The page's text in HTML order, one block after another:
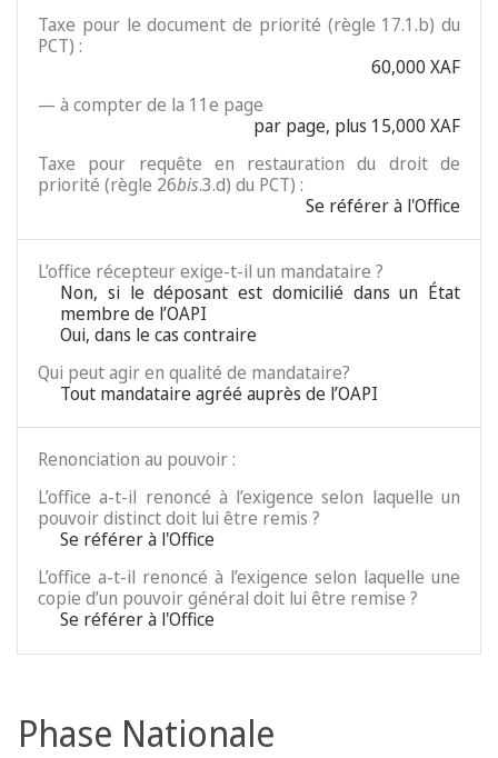
Taxe pour le document de priorité (règle 17.1.b) du
PCT) :
60,000 XAF
— à compter de la 11e page
par page, plus 15,000 XAF
Taxe pour requête en restauration du droit de
priorité (règle 26bis.3.d) du PCT) :
Se référer à l'Office
L’office récepteur exige-t-il un mandataire ?
Non, si le déposant est domicilié dans un État
membre de l’OAPI
Oui, dans le cas contraire
Qui peut agir en qualité de mandataire?
Tout mandataire agréé auprès de l’OAPI
Renonciation au pouvoir :
L’office a-t-il renoncé à l’exigence selon laquelle un
pouvoir distinct doit lui être remis ?
Se référer à l'Office
L’office a-t-il renoncé à l’exigence selon laquelle une
copie d’un pouvoir général doit lui être remise ?
Se référer à l'Office
Phase Nationale